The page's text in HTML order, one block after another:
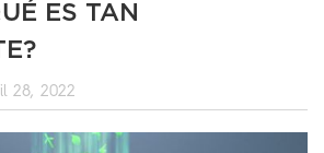
ES TAN
28, 2022